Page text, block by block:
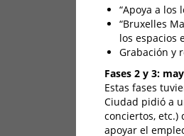
“Apoya a
“Bruxelles
los espacios
Grabación y
Fases 2 y 3:
Estas fases
Ciudad pidió a
conciertos,
apoyar el